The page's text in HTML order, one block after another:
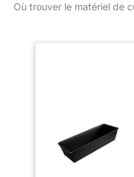
Où trouver le matériel de